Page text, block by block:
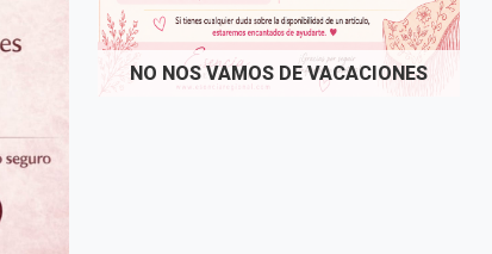
NO NOS VAMOS DE VACACIONES